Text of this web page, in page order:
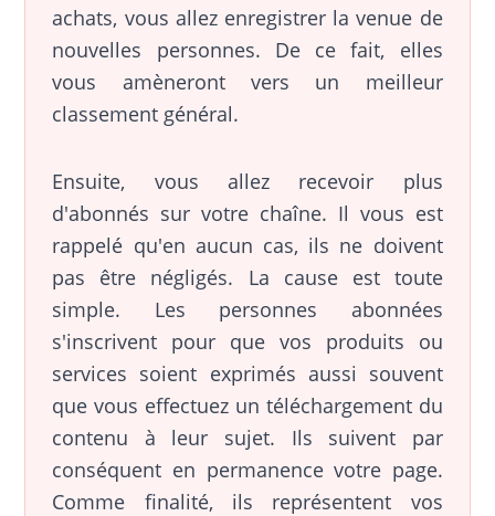
achats, vous allez enregistrer la venue de
nouvelles personnes. De ce fait, elles
vous amèneront vers un meilleur
classement général.
Ensuite, vous allez recevoir plus
d'abonnés sur votre chaîne. Il vous est
rappelé qu'en aucun cas, ils ne doivent
pas être négligés. La cause est toute
simple. Les personnes abonnées
s'inscrivent pour que vos produits ou
services soient exprimés aussi souvent
que vous effectuez un téléchargement du
contenu à leur sujet. Ils suivent par
conséquent en permanence votre page.
Comme finalité, ils représentent vos